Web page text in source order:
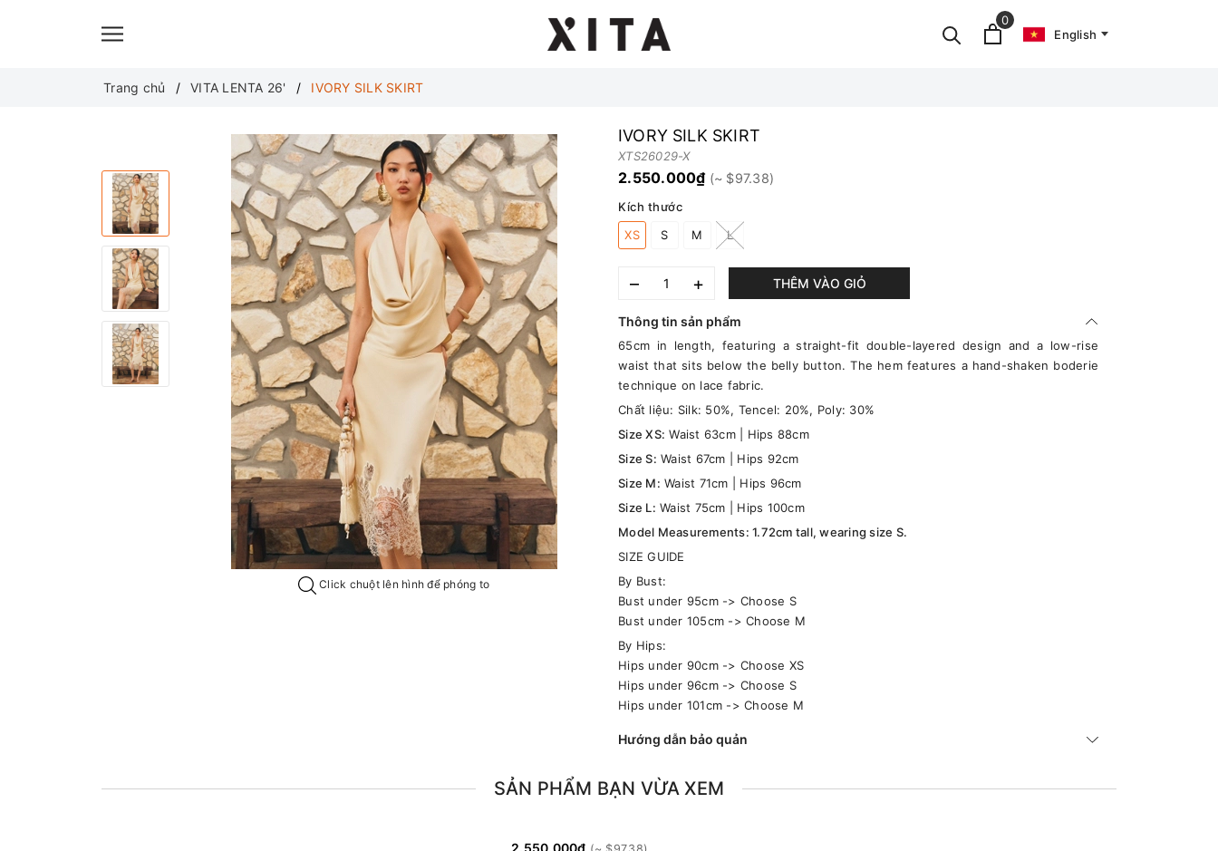
0
English
Trang chủ VITA LENTA 26' IVORY SILK SKIRT
Click chuột lên hình để phóng to
IVORY SILK SKIRT
XTS26029-X
2.550.000₫
Kích thước
XS
S M L
– + THÊM VÀO GIỎ
Thông tin sản phẩm
65cm in length, featuring a straight-fit double-layered design and a low-rise
waist that sits below the belly button. The hem features a hand-shaken boderie
technique on lace fabric.
Chất liệu: Silk: 50%, Tencel: 20%, Poly: 30%
Size XS: Waist 63cm | Hips 88cm
Size S: Waist 67cm | Hips 92cm
Size M: Waist 71cm | Hips 96cm
Size L: Waist 75cm | Hips 100cm
Model Measurements: 1.72cm tall, wearing size S.
SIZE GUIDE
By Bust:
Bust under 95cm -> Choose S
Bust under 105cm -> Choose M
By Hips:
Hips under 90cm -> Choose XS
Hips under 96cm -> Choose S
Hips under 101cm -> Choose M
Hướng dẫn bảo quản
SẢN PHẨM BẠN VỪA XEM
2.550.000₫